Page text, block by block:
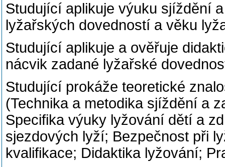
Studující aplikuje výuku sjíždění
lyžařských dovedností a věku
Studující aplikuje a ověřuje
nácvik zadané lyžařské
Studující prokáže teoretické
(Technika a metodika sjíždění a
Specifika výuky lyžování dětí a
sjezdových lyží; Bezpečnost při
kvalifikace; Didaktika lyžování;